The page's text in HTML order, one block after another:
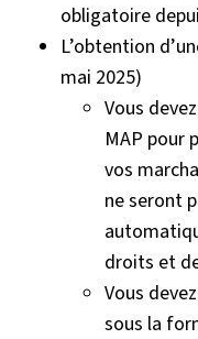
obligatoire
L’obtention
mai 2025)
Vous
MAP pour
vos
ne seront
droits et
Vous
sous la